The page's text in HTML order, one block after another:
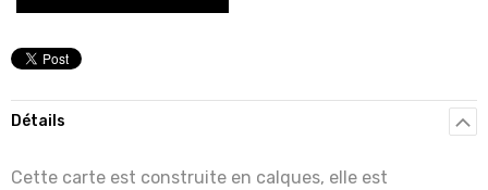
Détails
Cette carte est construite en calques, elle est